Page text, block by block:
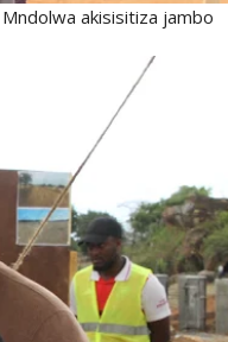
akisisitiza jambo